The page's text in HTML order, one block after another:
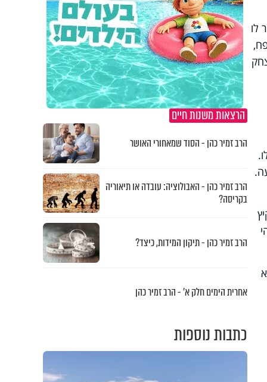
לו
ובקיץ
הרצאות משנות חיים
הרב זמיר כהן - הסוד שמאחורי האושר
הרב זמיר כהן - האבולוציה: עובדה או תיאוריה
בקריסה?
הרב זמיר כהן - תיקון המידות, כיצד?
אחרית הימים חלק א’ - הרב זמיר כהן
כתבות נוספות